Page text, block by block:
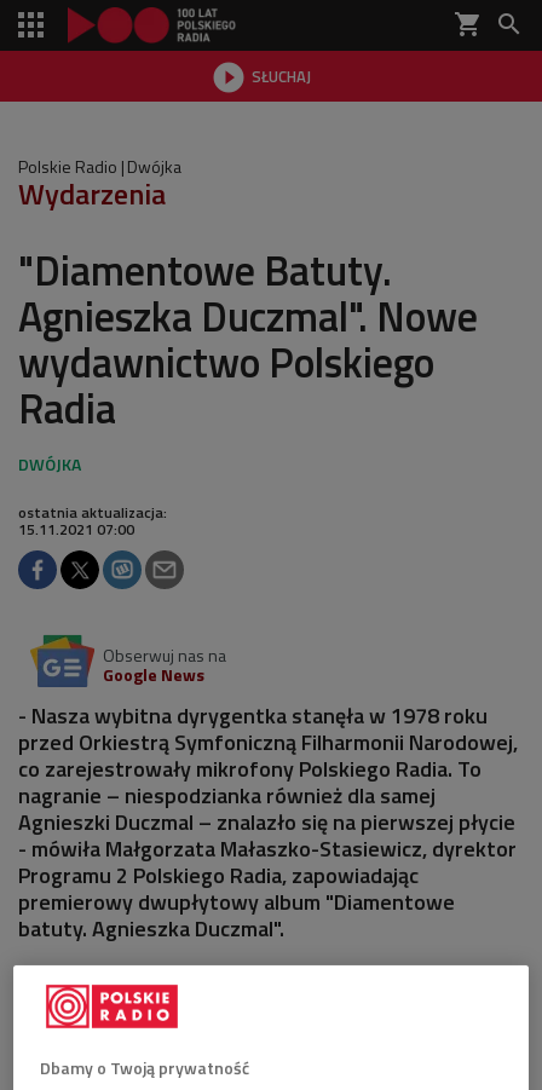
shopping_cart 
 SŁUCHAJ

Polskie Radio Dwójka
Wydarzenia
"Diamentowe Batuty.
Agnieszka Duczmal". Nowe
wydawnictwo Polskiego
Radia
ostatnia aktualizacja:
15.11.2021 07:00
Obserwuj nas na
Google News
- Nasza wybitna dyrygentka stanęła w 1978 roku
przed Orkiestrą Symfoniczną Filharmonii Narodowej,
co zarejestrowały mikrofony Polskiego Radia. To
nagranie – niespodzianka również dla samej
Agnieszki Duczmal – znalazło się na pierwszej płycie
- mówiła Małgorzata Małaszko-Stasiewicz, dyrektor
Programu 2 Polskiego Radia, zapowiadając
premierowy dwupłytowy album "Diamentowe
batuty. Agnieszka Duczmal".
Dbamy o Twoją prywatność